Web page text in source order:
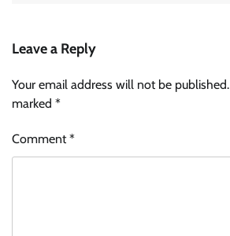
Leave a Reply
Your email address will not be published.
marked *
Comment*